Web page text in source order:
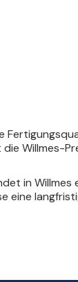
Willmes-
in Willmes
eine